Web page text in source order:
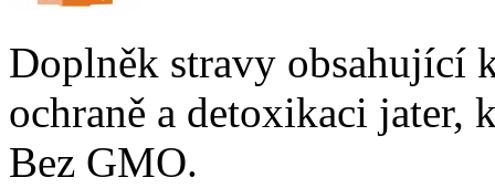
Doplněk stravy obsahující
ochraně a detoxikaci jater,
Bez GMO.